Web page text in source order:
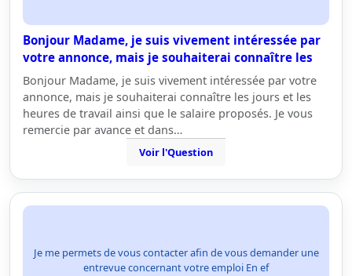
Bonjour Madame, je suis vivement intéressée par
votre annonce, mais je souhaiterai connaître les
Bonjour Madame, je suis vivement intéressée par votre
annonce, mais je souhaiterai connaître les jours et les
heures de travail ainsi que le salaire proposés. Je vous
remercie par avance et dans…
Voir l'Question
Je me permets de vous contacter afin de vous demander une
entrevue concernant votre emploi En ef